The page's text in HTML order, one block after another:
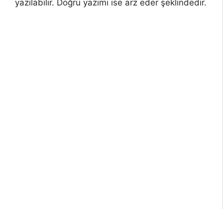
yazılabilir. Doğru yazımı ise arz eder şeklindedir.